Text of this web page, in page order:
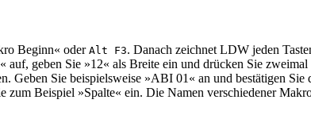
Beginn« oder Alt F3. Danach zeichnet LDW jeden
auf, geben Sie »12« als Breite ein und drücken Sie zweimal
Geben Sie beispielsweise »ABI 01« an und bestätigen Sie
zum Beispiel »Spalte« ein. Die Namen verschiedener